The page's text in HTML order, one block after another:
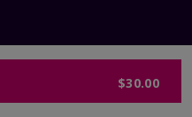
$30.00